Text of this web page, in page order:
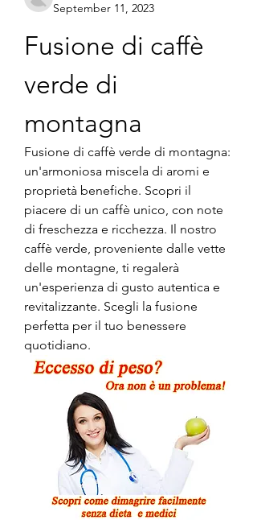
September 11, 2023
Fusione di caffè
verde di
montagna
Fusione di caffè verde di montagna:
un'armoniosa miscela di aromi e
proprietà benefiche. Scopri il
piacere di un caffè unico, con note
di freschezza e ricchezza. Il nostro
caffè verde, proveniente dalle vette
delle montagne, ti regalerà
un'esperienza di gusto autentica e
revitalizzante. Scegli la fusione
perfetta per il tuo benessere
quotidiano.